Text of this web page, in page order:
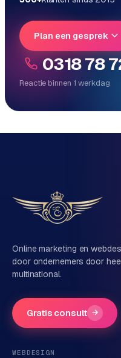
c
e
EXPERTISE
F
e
i
n
k
W
o
Plan een gesprek
0318 78
Reactie binnen 1 werkdag
Direct persoonlijk
Vertel ons
Naam
Bedrijfsnaam
Telefoonnummer
Online marketing en
door ondernemers door
multinational.
Gratis consult →
WEBDESIGN